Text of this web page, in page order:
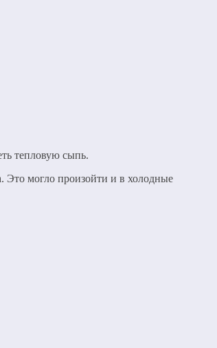
тепловую сыпь.
Это могло произойти и в холодные